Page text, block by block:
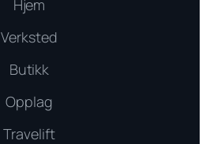
Hjem
Verksted
Butikk
Opplag
Travelift